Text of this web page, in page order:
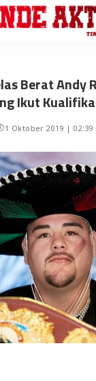
Berat Andy
Ikut
1 Oktober 2019 | 02:39